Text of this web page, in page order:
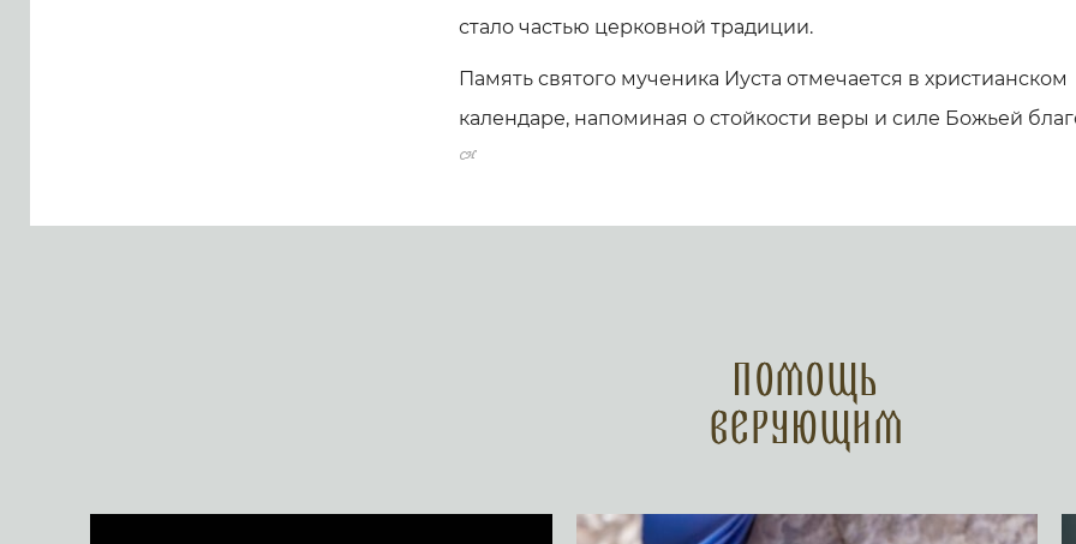
стало частью церковной традиции.
Память святого мученика Иуста отмечается в христианском
календаре, напоминая о стойкости веры и силе Божьей
Помощь
верующим